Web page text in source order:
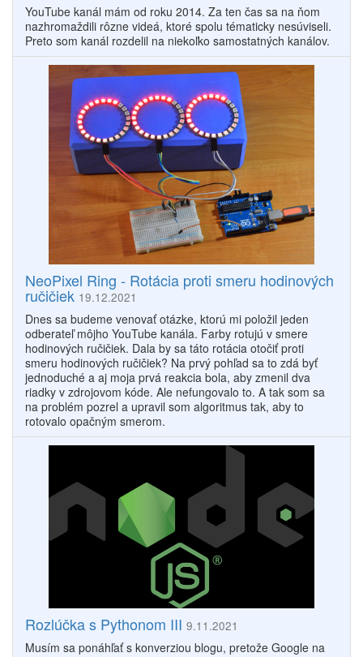
YouTube kanál mám od roku 2014. Za ten čas sa na ňom
nazhromaždili rôzne videá, ktoré spolu tématicky nesúviseli.
Preto som kanál rozdelil na niekoľko samostatných kanálov.
NeoPixel Ring - Rotácia proti smeru hodinových
ručičiek 19.12.2021
Dnes sa budeme venovať otázke, ktorú mi položil jeden
odberateľ môjho YouTube kanála. Farby rotujú v smere
hodinových ručičiek. Dala by sa táto rotácia otočiť proti
smeru hodinových ručičiek? Na prvý pohľad sa to zdá byť
jednoduché a aj moja prvá reakcia bola, aby zmenil dva
riadky v zdrojovom kóde. Ale nefungovalo to. A tak som sa
na problém pozrel a upravil som algoritmus tak, aby to
rotovalo opačným smerom.
Rozlúčka s Pythonom III 9.11.2021
Musím sa ponáhľať s konverziou blogu, pretože Google na